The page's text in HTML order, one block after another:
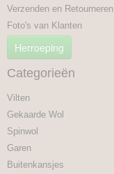
Verzenden en Retourneren
Foto's van Klanten
Herroeping
Categorieën
Vilten
Gekaarde Wol
Spinwol
Garen
Buitenkansjes